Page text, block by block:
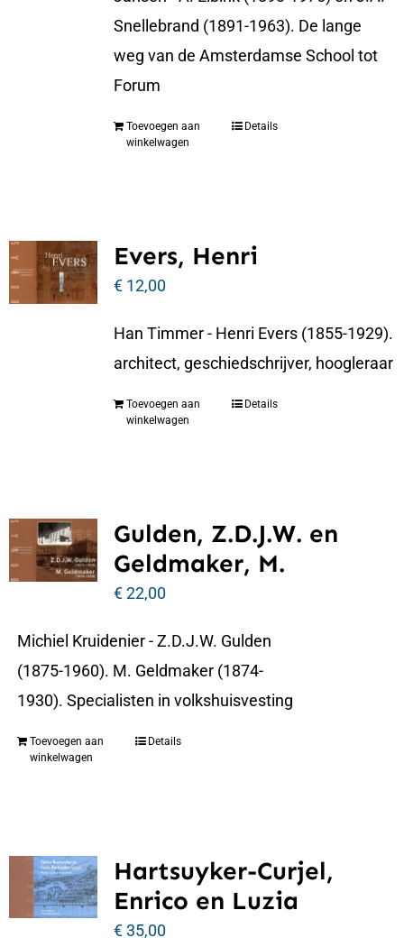
Snellebrand (1891-1963). De lange
weg van de Amsterdamse School tot
Forum
Toevoegen aan
winkelwagen
Details
Evers, Henri
€12,00
Han Timmer - Henri Evers (1855-1929).
architect, geschiedschrijver, hoogleraar
Toevoegen aan
winkelwagen
Details
Gulden, Z.D.J.W. en
Geldmaker, M.
€22,00
Michiel Kruidenier - Z.D.J.W. Gulden
(1875-1960). M. Geldmaker (1874-
1930). Specialisten in volkshuisvesting
Toevoegen aan
winkelwagen
Details
Hartsuyker-Curjel,
Enrico en Luzia
€35,00